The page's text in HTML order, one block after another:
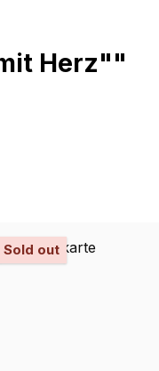
Herz""
Sold out